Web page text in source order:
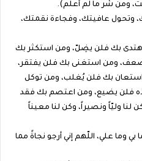
ومن شر ما لم أعلم).
وتحول عافيتك، وفجاءة نقمتك،
بك فلن يضِلّ، ومن استكثر بك
ومن استغنى بك فلن يفتقر،
بك فلن يُغلب، ومن توكل
فلن يضيع، ومن اعتصم بك فقد
وليّاً ونصيراً، وكن لنا معيناً
وما علي، اللّهم إني أرجو نجاةً مما